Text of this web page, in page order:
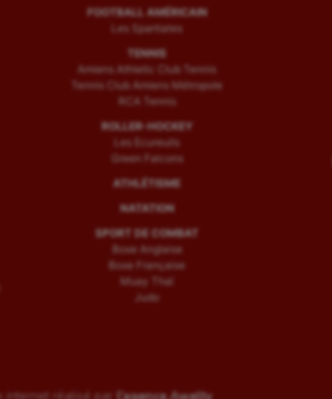
FOOTBALL AMÉRICAIN
Les Spartiates
TENNIS
Amiens Athletic Club Tennis
Tennis Club Amiens Métropole
RCA Tennis
ROLLER-HOCKEY
Les Ecureuils
Green Falcons
ATHLÉTISME
NATATION
SPORT DE COMBAT
Boxe Anglaise
Boxe Française
Muay Thaï
Judo